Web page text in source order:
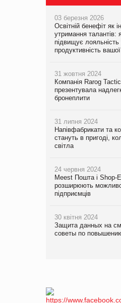
03 березня 2026
Освітній бенефіт як
утримання талантів:
підвищує лояльність
продуктивність
31 жовтня 2024
Компанія Rarog
презентувала
бронеплити
31 липня 2024
Напівфабрикати та
стануть в пригоді,
світла
24 червня 2024
Meest Пошта і Shop-
розширюють
підприємців
30 квітня 2024
Защита данных на
советы по